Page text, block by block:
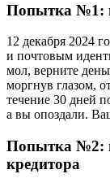
Попытка №1:
12 декабря 2024
и почтовым
мол, верните
моргнув глазом,
течение 30 дней
а вы опоздали.
Попытка №2:
кредитора